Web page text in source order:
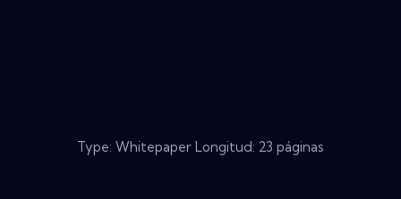
Type: Whitepaper Longitud: 23 páginas